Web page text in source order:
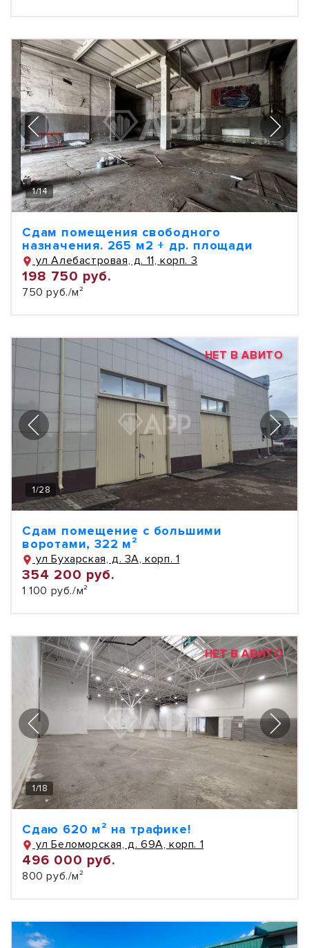
1/14
Сдам помещения свободного
назначения. 265 м2 + др. площади
ул Алебастровая, д. 11, корп. 3
198 750 руб.
750 руб./м²
НЕТ В АВИТО
1/28
Сдам помещение с большими
воротами, 322 м²
ул Бухарская, д. 3А, корп. 1
354 200 руб.
1 100 руб./м²
НЕТ В АВИТО
1/18
Сдаю 620 м² на трафике!
ул Беломорская, д. 69А, корп. 1
496 000 руб.
800 руб./м²